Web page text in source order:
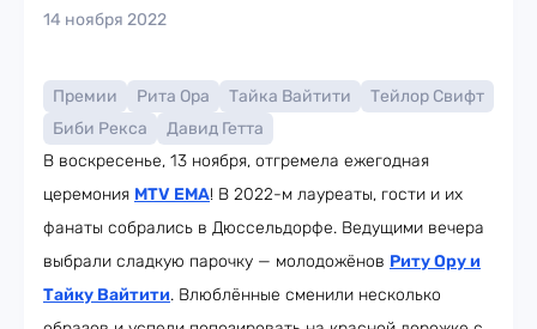
14 ноября 2022
Премии Рита Ора Тайка Вайтити
Тейлор Свифт
Биби Рекса
Давид Гетта
В воскресенье, 13 ноября, отгремела ежегодная
церемония MTV EMA! В 2022-м лауреаты, гости и их
фанаты собрались в Дюссельдорфе. Ведущими вечера
выбрали сладкую парочку — молодожёнов Риту Ору и
Тайку Вайтити. Влюблённые сменили несколько